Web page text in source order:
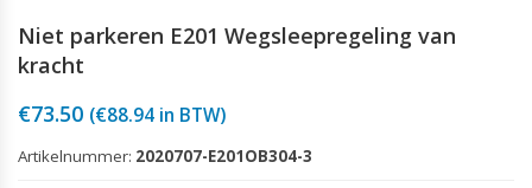
Niet parkeren E201 Wegsleepregeling van
kracht
€73.50 (€88.94 in BTW)
Artikelnummer: 2020707-E201OB304-3